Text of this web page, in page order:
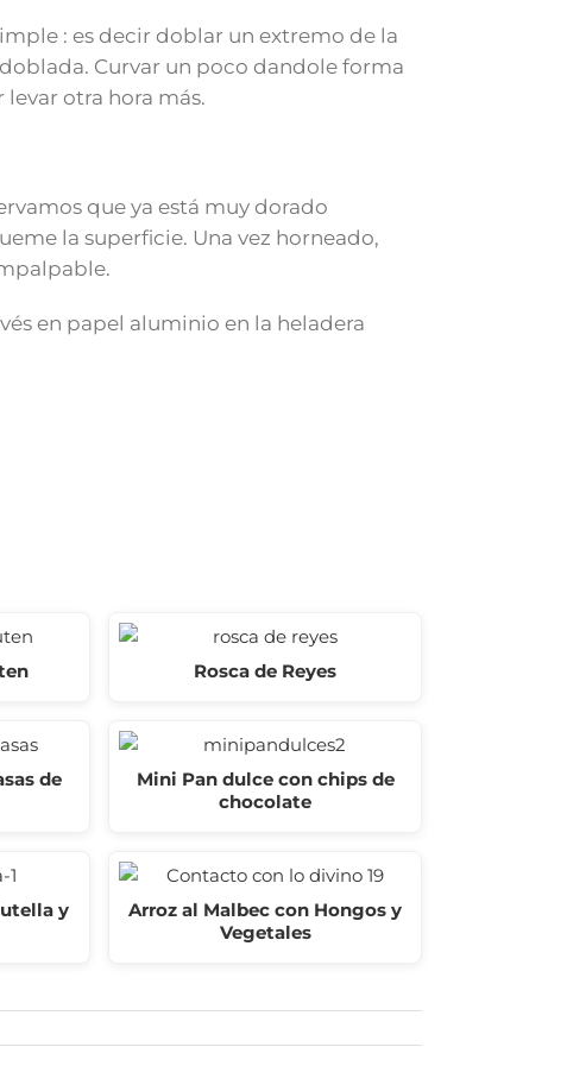
: es decir doblar un extremo de la
Curvar un poco dandole forma
otra hora más.
que ya está muy dorado
la superficie. Una vez horneado,
en papel aluminio en la heladera
de
y
Rosca de Reyes
Mini Pan dulce con chips de
chocolate
Arroz al Malbec con Hongos y
Vegetales